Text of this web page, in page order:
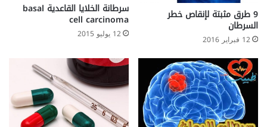
9 طرق مثبتة لإنقاص خطر
السرطان
12 فبراير 2016
سرطانة الخلايا القاعدية basal
cell carcinoma
12 يوليو 2015